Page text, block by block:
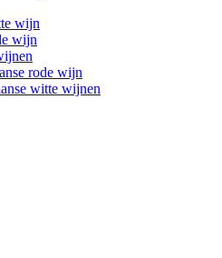
wijn
wijn
rode wijn
witte wijnen